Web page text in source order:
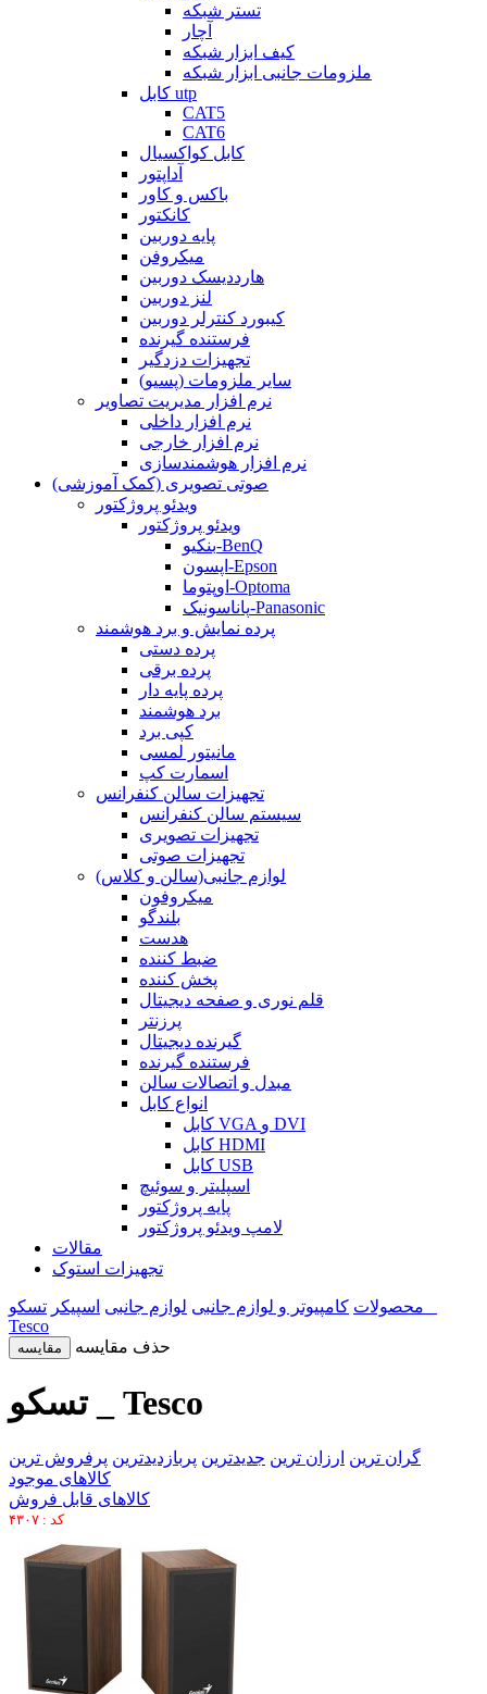
تستر شبکه
آچار
کیف ابزار شبکه
ملزومات جانبی ابزار شبکه
کابل utp
CAT5
CAT6
کابل کواکسیال
آداپتور
باکس و کاور
کانکتور
پایه دوربین
میکروفن
هارددیسک دوربین
لنز دوربین
کیبورد کنترلر دوربین
فرستنده گیرنده
تجهیزات دزدگیر
سایر ملزومات (پسیو)
نرم افزار مدیریت تصاویر
نرم افزار داخلی
نرم افزار خارجی
نرم افزار هوشمندسازی
صوتی تصویری (کمک آموزشی)
ویدئو پروژکتور
ویدئو پروژکتور
بنکیو-BenQ
اپسون-Epson
اوپتوما-Optoma
پاناسونیک-Panasonic
پرده نمایش و برد هوشمند
پرده دستی
پرده برقی
پرده پایه دار
برد هوشمند
کپی برد
مانیتور لمسی
اسمارت کپ
تجهیزات سالن کنفرانس
سیستم سالن کنفرانس
تجهیزات تصویری
تجهیزات صوتی
لوازم جانبی(سالن و کلاس)
میکروفون
بلندگو
هدست
ضبط کننده
پخش کننده
قلم نوری و صفحه دیجیتال
پرزنتر
گیرنده دیجیتال
فرستنده گیرنده
مبدل و اتصالات سالن
انواع کابل
کابل VGA و DVI
کابل HDMI
کابل USB
اسپلیتر و سوئیچ
پایه پروژکتور
لامپ ویدئو پروژکتور
مقالات
تجهیزات استوک
محصولات کامپیوتر و لوازم جانبی لوازم جانبی اسپیکر تسکو _
Tesco
مقایسه حذف مقایسه
تسکو _ Tesco
گران ترین ارزان ترین جدیدترین پربازدیدترین پرفروش ترین
کالاهای موجود
کالاهای قابل فروش
کد : ۴۳۰۷